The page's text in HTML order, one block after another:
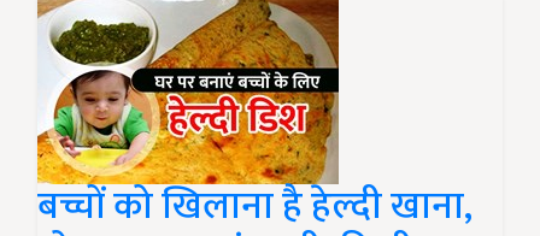
बच्चों को खिलाना है हेल्दी खाना,